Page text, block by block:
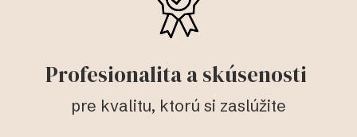
Profesionalita a skúsenosti
pre kvalitu, ktorú si zaslúžite